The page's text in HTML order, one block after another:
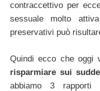
contraccettivo per
sessuale molto
preservativi può
Quindi ecco che oggi
risparmiare sui
abbiamo 3 rapporti